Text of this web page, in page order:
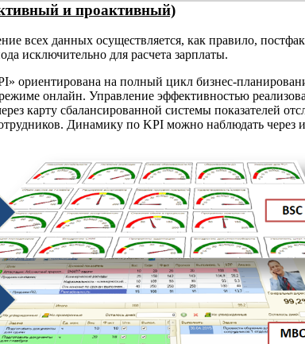
и проактивный)
всех данных осуществляется, как правило,
исключительно для расчета зарплаты.
ориентирована на полный цикл бизнес-
онлайн. Управление эффективностью
карту сбалансированной системы показателей
Динамику по KPI можно наблюдать